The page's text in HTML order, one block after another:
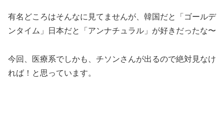
有名どころはそんなに見てませんが、韓国だと「ゴールデ
ンタイム」日本だと「アンナチュラル」が好きだったな〜
今回、医療系でしかも、チソンさんが出るので絶対見なけ
れば！と思っています。